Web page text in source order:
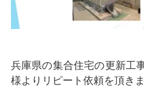
兵庫県の集合住宅の更新工
様よりリピート依頼を頂き